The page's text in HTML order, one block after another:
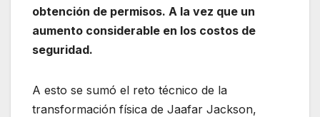
obtención de permisos. A la vez que un
aumento considerable en los costos de
seguridad.
A esto se sumó el reto técnico de la
transformación física de Jaafar Jackson,